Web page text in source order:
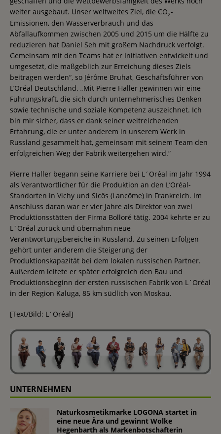
weiter ausgebaut. Unser weltweites Ziel, die CO2-
Emissionen, den Wasserverbrauch und das
Abfallaufkommen zwischen 2005 und 2015 um die Hälfte zu
reduzieren hat Daniel Seh mit großem Nachdruck verfolgt.
Gemeinsam mit den Teams hat er Initiativen entwickelt und
umgesetzt, die maßgeblich zur Erreichung dieses Ziels
beitragen werden“, so Jérôme Bruhat, Geschäftsführer von
L’Oréal Deutschland. „Mit Pierre Haller gewinnen wir eine
Führungskraft, die sich durch unternehmerisches Denken
sowie technische und soziale Kompetenz auszeichnet. Ich
bin mir sicher, dass er dank seiner weitreichenden
Erfahrung, die er unter anderem in unserem Werk in
Russland gesammelt hat, gemeinsam mit seinem Team den
erfolgreichen Weg der Fabrik weitergehen wird.“
Pierre Haller begann seine Karriere bei L´Oréal im Jahr 1994
als Verantwortlicher für die Produktion an den L’Oréal-
Standorten in Vichy und Sicôs (Lancôme) in Frankreich. Im
Anschluss daran war er vier Jahre als Direktor von zwei
Produktionsstätten der Firma Bolloré tätig. 2004 kehrte er zu
L´Oréal zurück und übernahm neue
Verantwortungsbereiche in Russland. Zu seinen Erfolgen
gehört unter anderem die Steigerung der
Produktionskapazität bei dem lokalen russischen Partner.
Außerdem leitete er später erfolgreich den Bau und
Produktionsbeginn der ersten russischen Fabrik von L´Oréal
in der Region Kaluga, 85 km südlich von Moskau.
[Text/Bild: L´Oréal]
UNTERNEHMEN
Naturkosmetikmarke LOGONA startet in
eine neue Ära und gewinnt Wolke
Hegenbarth als Markenbotschafterin